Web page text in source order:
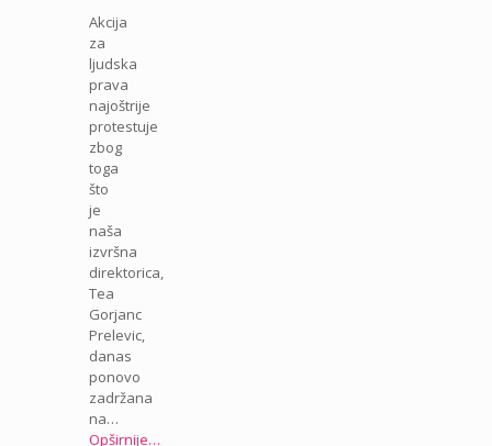
Akcija
za
ljudska
prava
najoštrije
protestuje
zbog
toga
što
je
naša
izvršna
direktorica,
Tea
Gorjanc
Prelevic,
danas
ponovo
zadržana
na…
Opširnije…